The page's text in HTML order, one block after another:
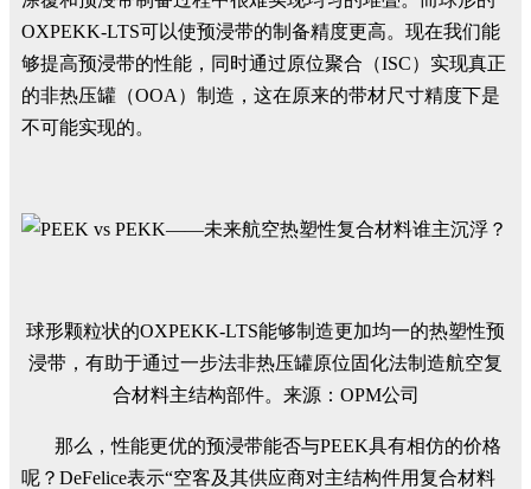
OXPEKK-LTS可以使预浸带的制备精度更高。现在我们能
够提高预浸带的性能，同时通过原位聚合（ISC）实现真正
的非热压罐（OOA）制造，这在原来的带材尺寸精度下是
不可能实现的。
球形颗粒状的OXPEKK-LTS能够制造更加均一的热塑性预
浸带，有助于通过一步法非热压罐原位固化法制造航空复
合材料主结构部件。来源：OPM公司
那么，性能更优的预浸带能否与PEEK具有相仿的价格
呢？DeFelice表示“空客及其供应商对主结构件用复合材料